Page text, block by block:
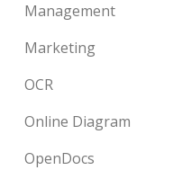
Management
Marketing
OCR
Online Diagram
OpenDocs